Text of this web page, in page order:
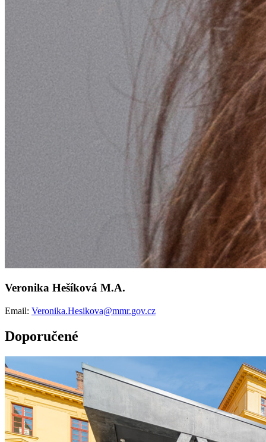
Veronika Hešíková M.A.
Email: Veronika.Hesikova@mmr.gov.cz
Doporučené